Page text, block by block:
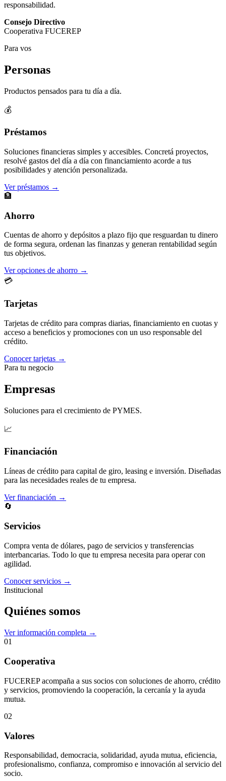
responsabilidad.
Consejo Directivo
Cooperativa FUCEREP
Para vos
Personas
Productos pensados para tu día a día.
💰
Préstamos
Soluciones financieras simples y accesibles. Concretá proyectos,
resolvé gastos del día a día con financiamiento acorde a tus
posibilidades y atención personalizada.
Ver préstamos →
🏦
Ahorro
Cuentas de ahorro y depósitos a plazo fijo que resguardan tu dinero
de forma segura, ordenan las finanzas y generan rentabilidad según
tus objetivos.
Ver opciones de ahorro →
💳
Tarjetas
Tarjetas de crédito para compras diarias, financiamiento en cuotas y
acceso a beneficios y promociones con un uso responsable del
crédito.
Conocer tarjetas →
Para tu negocio
Empresas
Soluciones para el crecimiento de PYMES.
📈
Financiación
Líneas de crédito para capital de giro, leasing e inversión. Diseñadas
para las necesidades reales de tu empresa.
Ver financiación →
🔄
Servicios
Compra venta de dólares, pago de servicios y transferencias
interbancarias. Todo lo que tu empresa necesita para operar con
agilidad.
Conocer servicios →
Institucional
Quiénes somos
Ver información completa →
01
Cooperativa
FUCEREP acompaña a sus socios con soluciones de ahorro, crédito
y servicios, promoviendo la cooperación, la cercanía y la ayuda
mutua.
02
Valores
Responsabilidad, democracia, solidaridad, ayuda mutua, eficiencia,
profesionalismo, confianza, compromiso e innovación al servicio del
socio.